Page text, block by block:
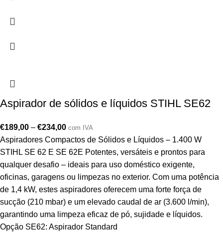
Aspirador de sólidos e líquidos STIHL SE62
€189,00 – €234,00 com IVA
Aspiradores Compactos de Sólidos e Líquidos – 1.400 W
STIHL SE 62 E SE 62E Potentes, versáteis e prontos para
qualquer desafio – ideais para uso doméstico exigente,
oficinas, garagens ou limpezas no exterior. Com uma potência
de 1,4 kW, estes aspiradores oferecem uma forte força de
sucção (210 mbar) e um elevado caudal de ar (3.600 l/min),
garantindo uma limpeza eficaz de pó, sujidade e líquidos.
Opção SE62: Aspirador Standard